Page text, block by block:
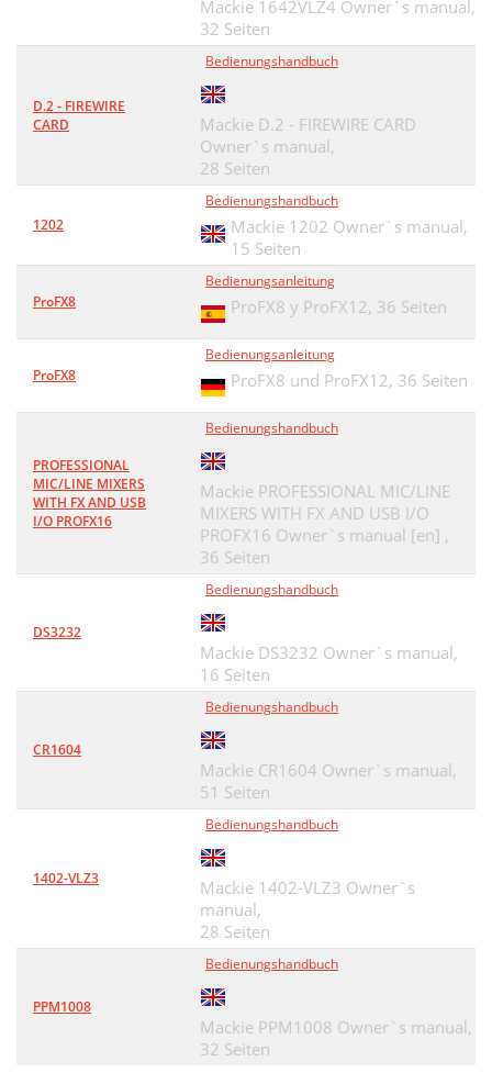
Mackie 1642VLZ4 Owner`s manual,
32 Seiten
D.2 - FIREWIRE
CARD
Bedienungshandbuch
Mackie D.2 - FIREWIRE CARD
Owner`s manual,
28 Seiten
1202
Bedienungshandbuch
Mackie 1202 Owner`s manual,
15 Seiten
ProFX8
Bedienungsanleitung
ProFX8 y ProFX12, 36 Seiten
ProFX8
Bedienungsanleitung
ProFX8 und ProFX12, 36 Seiten
PROFESSIONAL
MIC/LINE MIXERS
WITH FX AND USB
I/O PROFX16
Bedienungshandbuch
Mackie PROFESSIONAL MIC/LINE
MIXERS WITH FX AND USB I/O
PROFX16 Owner`s manual [en] ,
36 Seiten
DS3232
Bedienungshandbuch
Mackie DS3232 Owner`s manual,
16 Seiten
CR1604
Bedienungshandbuch
Mackie CR1604 Owner`s manual,
51 Seiten
1402-VLZ3
Bedienungshandbuch
Mackie 1402-VLZ3 Owner`s
manual,
28 Seiten
PPM1008
Bedienungshandbuch
Mackie PPM1008 Owner`s manual,
32 Seiten